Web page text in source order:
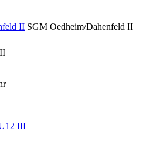
SGM Oedheim/Dahenfeld II